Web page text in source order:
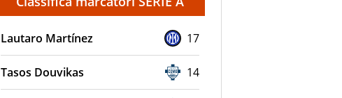
Lautaro Martínez 17
Tasos Douvikas 14